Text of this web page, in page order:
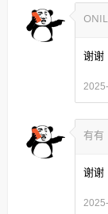
谢谢
有有
谢谢